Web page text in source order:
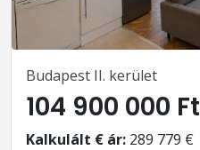
Budapest II. kerület
104 900 000 Ft
Kalkulált € ár: 289 779 €